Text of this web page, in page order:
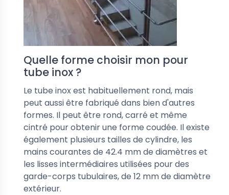
Quelle forme choisir mon pour
tube inox ?
Le tube inox est habituellement rond, mais
peut aussi être fabriqué dans bien d'autres
formes. Il peut être rond, carré et même
cintré pour obtenir une forme coudée. Il existe
également plusieurs tailles de cylindre, les
mains courantes de 42.4 mm de diamètres et
les lisses intermédiaires utilisées pour des
garde-corps tubulaires, de 12 mm de diamètre
extérieur.